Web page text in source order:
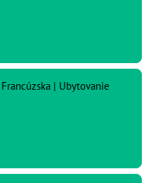
| Ubytovanie